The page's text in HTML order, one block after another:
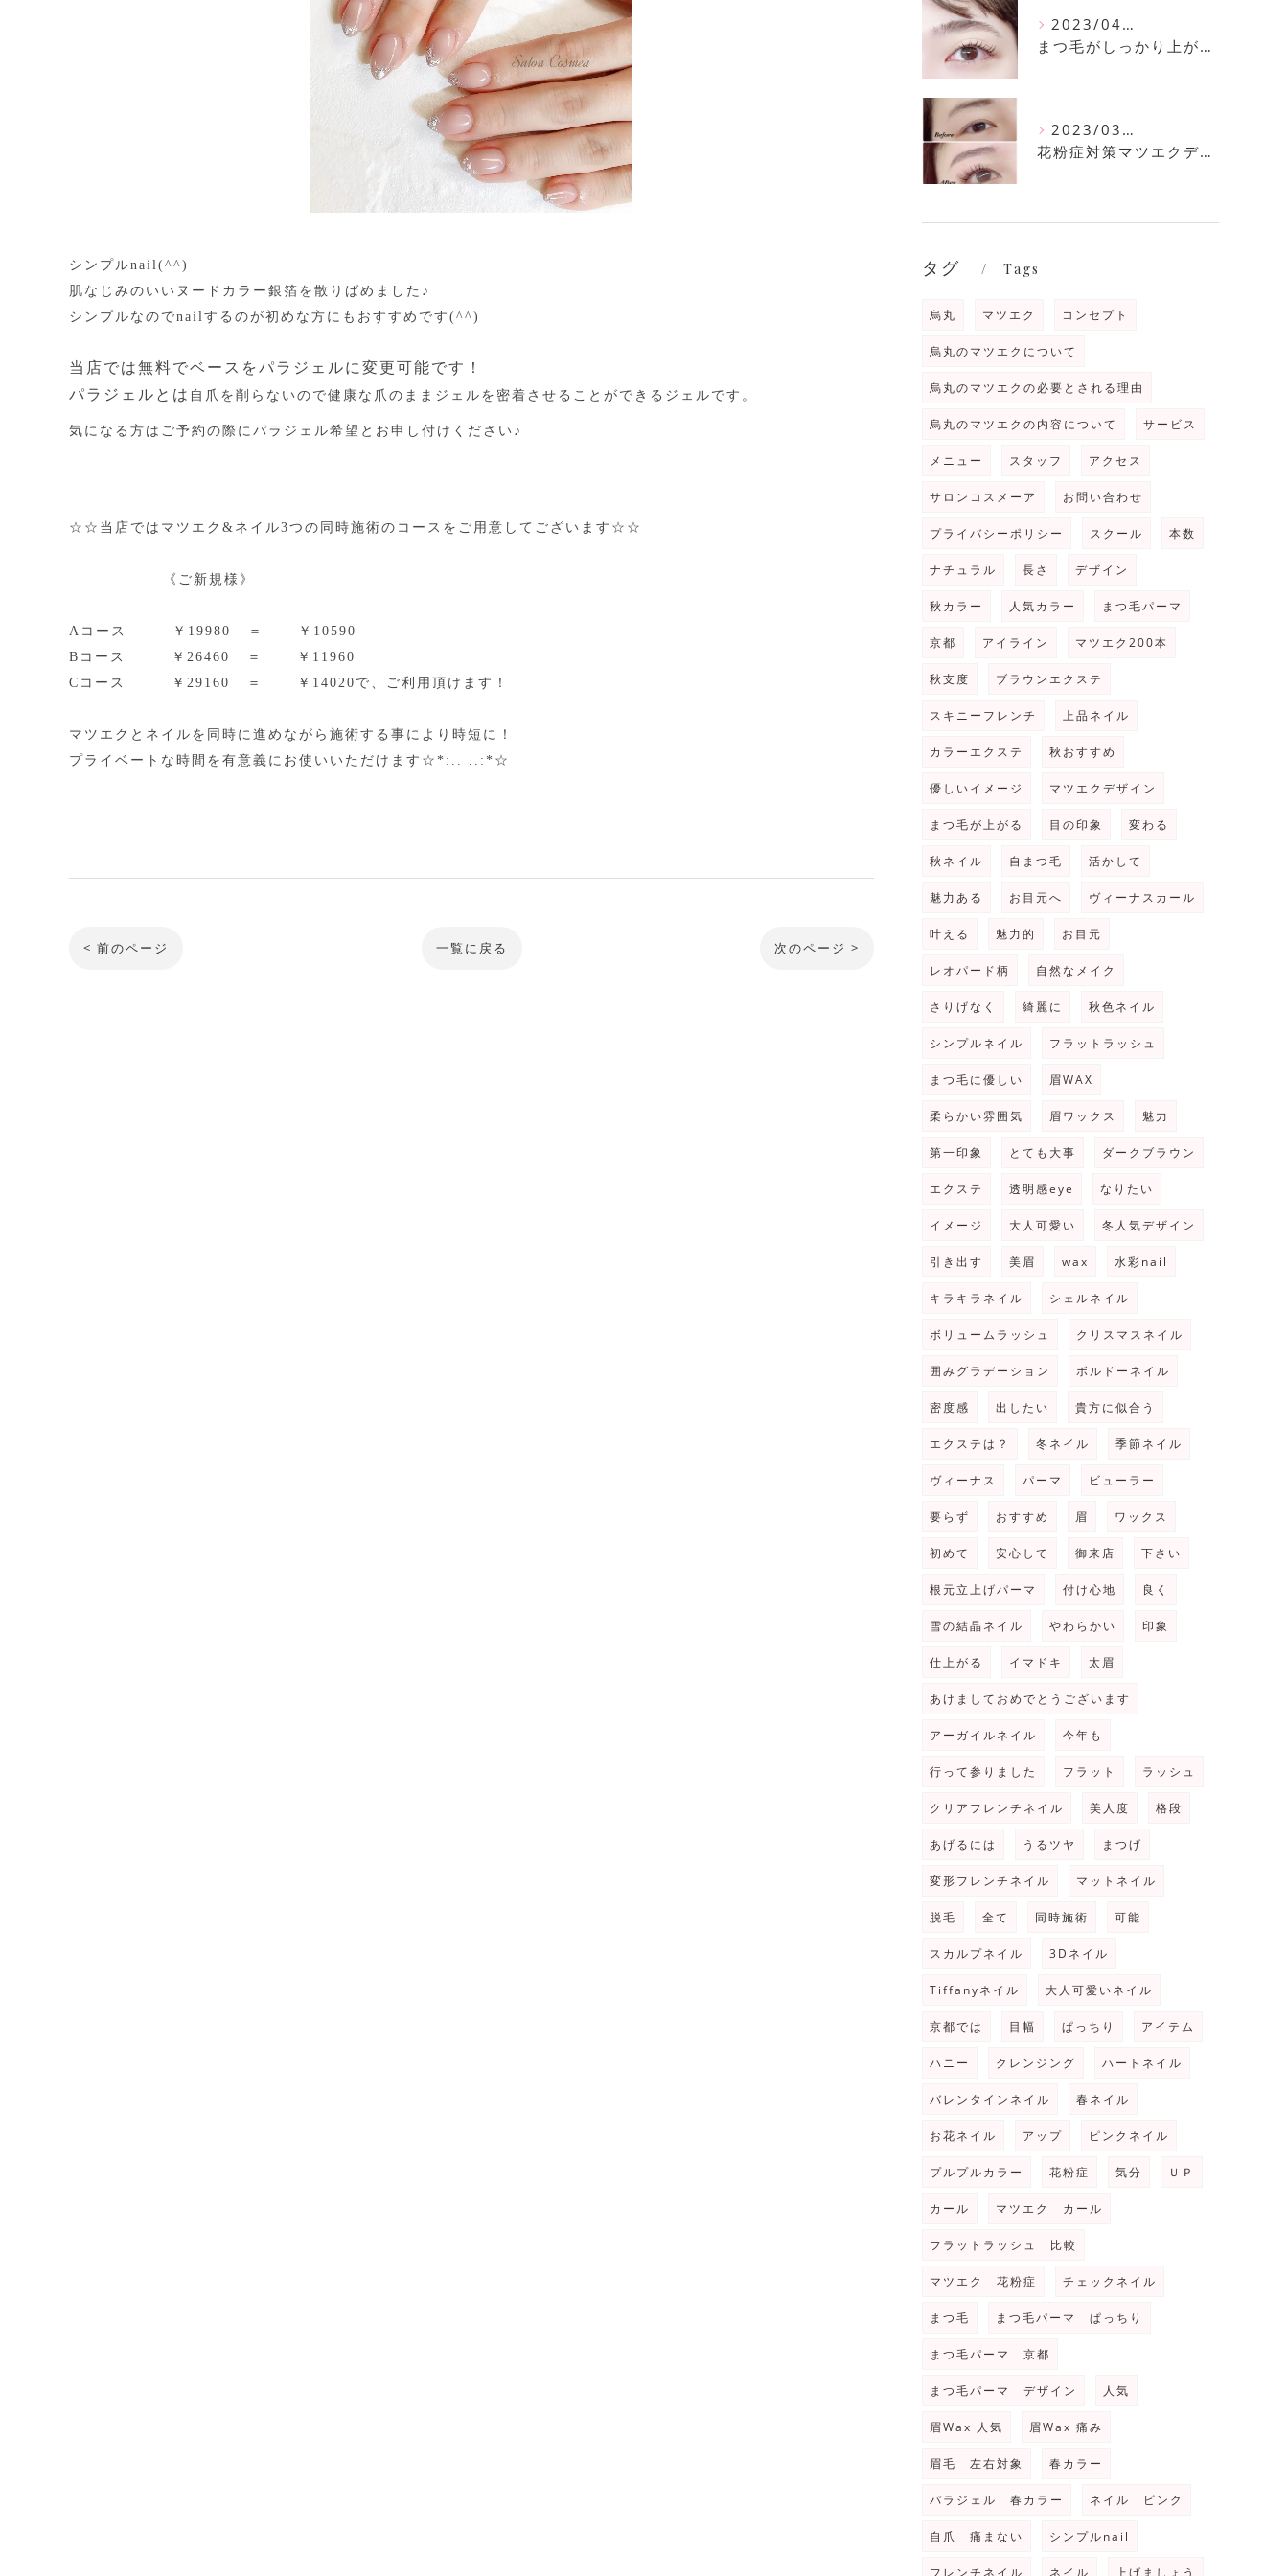
シンプルnail(^^)
肌なじみのいいヌードカラー銀箔を散りばめました♪
シンプルなのでnailするのが初めな方にもおすすめです(^^)
当店では無料でベースをパラジェルに変更可能です！
パラジェルとは 自爪を削らないので健康な爪のままジェルを密着させることができるジェルです。
気になる方はご予約の際にパラジェル希望とお申し付けください♪
☆☆当店ではマツエク&ネイル3つの同時施術のコースをご用意してございます☆☆
《ご新規様》
Aコース ￥19980 ＝ ￥10590
Bコース ￥26460 ＝ ￥11960
Cコース ￥29160 ＝ ￥14020で、ご利用頂けます！
マツエクとネイルを同時に進めながら施術する事により時短に！
プライベートな時間を有意義にお使いいただけます☆*:.. ..:*☆
< 前のページ 一覧に戻る 次のページ >
2023/04/11
まつ毛がしっかり上がるまつ毛パーマ
2023/03/30
花粉症対策マツエクデザイン
タグ Tags
烏丸 マツエク コンセプト
烏丸のマツエクについて
烏丸のマツエクの必要とされる理由
烏丸のマツエクの内容について サービス
メニュー スタッフ アクセス
サロンコスメーア お問い合わせ
プライバシーポリシー スクール 本数
ナチュラル 長さ デザイン
秋カラー 人気カラー まつ毛パーマ
京都 アイライン マツエク200本
秋支度 ブラウンエクステ
スキニーフレンチ 上品ネイル
カラーエクステ 秋おすすめ
優しいイメージ マツエクデザイン
まつ毛が上がる 目の印象 変わる
秋ネイル 自まつ毛 活かして
魅力ある お目元へ ヴィーナスカール
叶える 魅力的 お目元
レオパード柄 自然なメイク
さりげなく 綺麗に 秋色ネイル
シンプルネイル フラットラッシュ
まつ毛に優しい 眉WAX
柔らかい雰囲気 眉ワックス 魅力
第一印象 とても大事 ダークブラウン
エクステ 透明感eye なりたい
イメージ 大人可愛い 冬人気デザイン
引き出す 美眉 wax 水彩nail
キラキラネイル シェルネイル
ボリュームラッシュ クリスマスネイル
囲みグラデーション ボルドーネイル
密度感 出したい 貴方に似合う
エクステは？ 冬ネイル 季節ネイル
ヴィーナス パーマ ビューラー
要らず おすすめ 眉 ワックス
初めて 安心して 御来店 下さい
根元立上げパーマ 付け心地 良く
雪の結晶ネイル やわらかい 印象
仕上がる イマドキ 太眉
あけましておめでとうございます
アーガイルネイル 今年も
行って参りました フラット ラッシュ
クリアフレンチネイル 美人度 格段
あげるには うるツヤ まつげ
変形フレンチネイル マットネイル
脱毛 全て 同時施術 可能
スカルプネイル 3Dネイル
Tiffanyネイル 大人可愛いネイル
京都では 目幅 ぱっちり アイテム
ハニー クレンジング ハートネイル
バレンタインネイル 春ネイル
お花ネイル アップ ピンクネイル
プルプルカラー 花粉症 気分 ＵＰ
カール マツエク カール
フラットラッシュ 比較
マツエク 花粉症 チェックネイル
まつ毛 まつ毛パーマ ぱっちり
まつ毛パーマ 京都
まつ毛パーマ デザイン 人気
眉Wax 人気 眉Wax 痛み
眉毛 左右対象 春カラー
パラジェル 春カラー ネイル ピンク
自爪 痛まない シンプルnail
フレンチネイル ネイル 上げましょう